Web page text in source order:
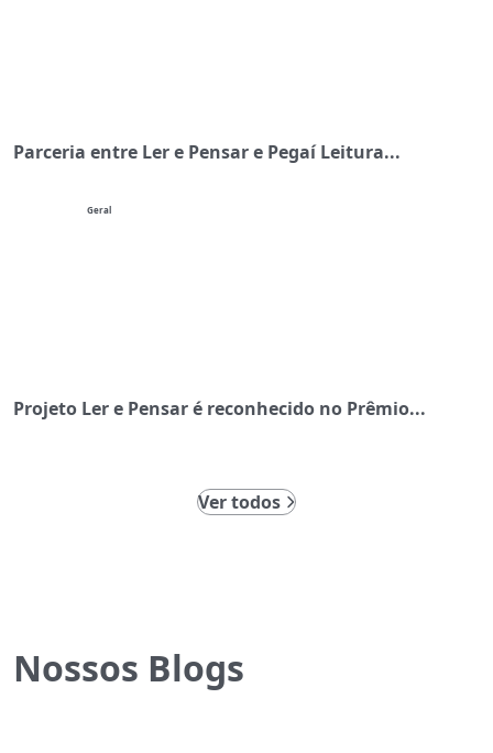
Parceria entre Ler e Pensar e Pegaí Leitura...
Geral
Projeto Ler e Pensar é reconhecido no Prêmio...
Ver todos
Nossos Blogs